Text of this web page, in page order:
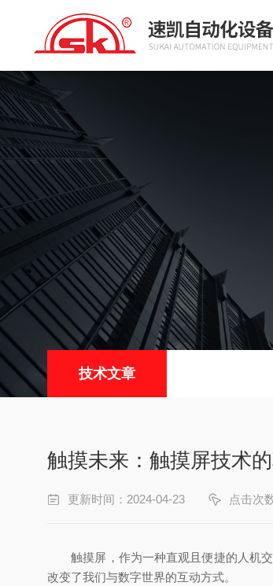
技术文章
触摸未来：触摸屏技术
更新时间：2024-04-23 点击次
触摸屏，作为一种直观且便捷的人机交
改变了我们与数字世界的互动方式。